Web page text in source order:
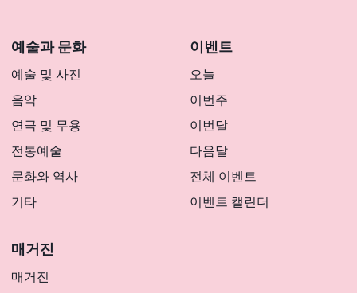
예술과 문화
예술 및 사진
음악
연극 및 무용
전통예술
문화와 역사
기타
이벤트
오늘
이번주
이번달
다음달
전체 이벤트
이벤트 캘린더
매거진
매거진